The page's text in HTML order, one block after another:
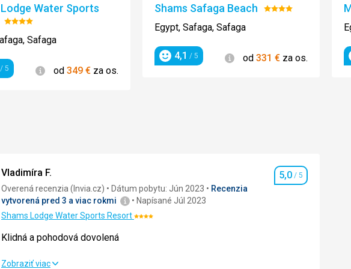
Water Sports
Hodnotenie:
4/5
Safaga
/ 5 Informácie
od 349 € za os.
Shams Safaga Beach Hodnotenie:
Egypt, Safaga, Safaga
Hodnotenie
4,1 / 5 Informácie
od 331 € za os.
Vladimíra F.
Hodnotenie
5,0 / 5
Overená recenzia (Invia.cz) Dátum pobytu: Jún 2023
Recenzia
vytvorená pred 3 a viac rokmi
Napísané Júl 2023
Shams Lodge Water Sports ResortHodnotenie:
Klidná a pohodová dovolená
Klidná a pohodová dovolená
Zobraziť viac